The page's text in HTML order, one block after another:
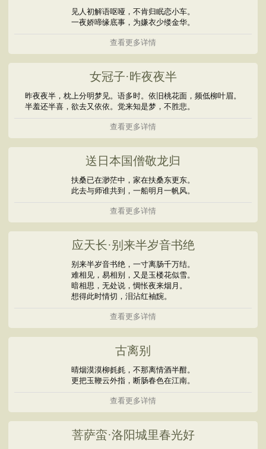
见人初解语呕哑，不肯归眠恋小车。
一夜娇啼缘底事，为嫌衣少缕金华。
查看更多详情
女冠子·昨夜夜半
昨夜夜半，枕上分明梦见。语多时。依旧桃花面，频低柳叶眉。
半羞还半喜，欲去又依依。觉来知是梦，不胜悲。
查看更多详情
送日本国僧敬龙归
扶桑已在渺茫中，家在扶桑东更东。
此去与师谁共到，一船明月一帆风。
查看更多详情
应天长·别来半岁音书绝
别来半岁音书绝，一寸离肠千万结。
难相见，易相别，又是玉楼花似雪。
暗相思，无处说，惆怅夜来烟月。
想得此时情切，泪沾红袖黦。
查看更多详情
古离别
晴烟漠漠柳毵毵，不那离情酒半酣。
更把玉鞭云外指，断肠春色在江南。
查看更多详情
菩萨蛮·洛阳城里春光好